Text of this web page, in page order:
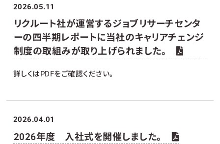
2026.05.11
リクルート社が運営するジョブリサーチセンタ
ーの四半期レポートに当社のキャリアチェンジ
制度の取組みが取り上げられました。
詳しくはPDFをご確認ください。
2026.04.01
2026年度 入社式を開催しました。